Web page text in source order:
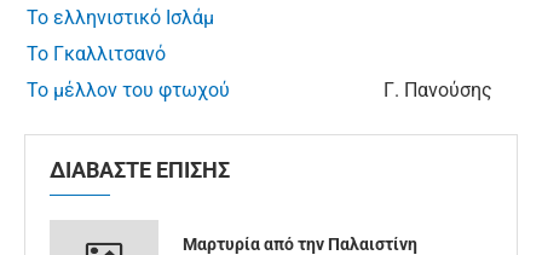
Το ελληνιστικό Iσλάμ
Το Γκαλλιτσανό
Το μέλλον του φτωχού
Γ. Πανούσης
ΔΙΑΒΑΣΤΕ ΕΠΙΣΗΣ
Μαρτυρία από την Παλαιστίνη